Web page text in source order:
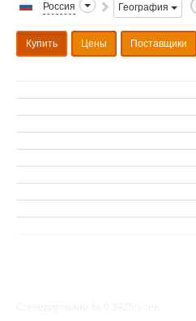
Россия География
Купить Цены Поставщики